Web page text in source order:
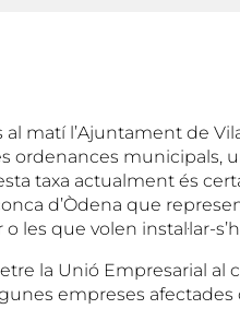
matí l’Ajuntament de
ordenances municipals,
taxa actualment és
d’Òdena que
les que volen instal·lar-
la Unió Empresarial al
empreses